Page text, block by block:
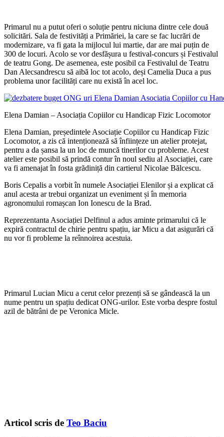
Primarul nu a putut oferi o soluție pentru niciuna dintre cele două
solicitări. Sala de festivități a Primăriei, la care se fac lucrări de
modernizare, va fi gata la mijlocul lui martie, dar are mai puțin de
300 de locuri. Acolo se vor desfășura u festival-concurs și Festivalul
de teatru Gong. De asemenea, este posibil ca Festivalul de Teatru
Dan Alecsandrescu să aibă loc tot acolo, deși Camelia Duca a pus
problema unor facilități care nu există în acel loc.
Elena Damian – Asociația Copiilor cu Handicap Fizic Locomotor
Elena Damian, președintele Asociație Copiilor cu Handicap Fizic
Locomotor, a zis că intenționează să înființeze un atelier protejat,
pentru a da șansa la un loc de muncă tinerilor cu probleme. Acest
atelier este posibil să prindă contur în noul sediu al Asociației, care
va fi amenajat în fosta grădiniță din cartierul Nicolae Bălcescu.
Boris Cepalis a vorbit în numele Asociației Elenilor și a explicat că
anul acesta ar trebui organizat un eveniment și în memoria
agronomului romașcan Ion Ionescu de la Brad.
Reprezentanta Asociației Delfinul a adus aminte primarului că le
expiră contractul de chirie pentru spațiu, iar Micu a dat asigurări că
nu vor fi probleme la reînnoirea acestuia.
Primarul Lucian Micu a cerut celor prezenți să se gândească la un
nume pentru un spațiu dedicat ONG-urilor. Este vorba despre fostul
azil de bătrâni de pe Veronica Micle.
Articol scris de Teo Baciu